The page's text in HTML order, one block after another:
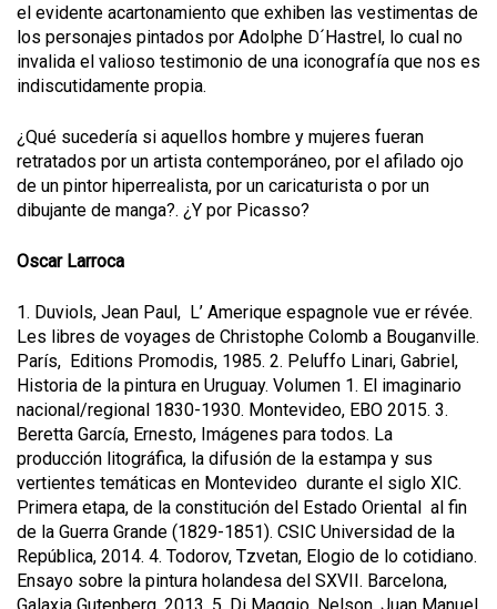
el evidente acartonamiento que exhiben las vestimentas de
los personajes pintados por Adolphe D´Hastrel, lo cual no
invalida el valioso testimonio de una iconografía que nos es
indiscutidamente propia.
¿Qué sucedería si aquellos hombre y mujeres fueran
retratados por un artista contemporáneo, por el afilado ojo
de un pintor hiperrealista, por un caricaturista o por un
dibujante de manga?. ¿Y por Picasso?
Oscar Larroca
1. Duviols, Jean Paul, L’ Amerique espagnole vue er révée.
Les libres de voyages de Christophe Colomb a Bouganville.
París, Editions Promodis, 1985. 2. Peluffo Linari, Gabriel,
Historia de la pintura en Uruguay. Volumen 1. El imaginario
nacional/regional 1830-1930. Montevideo, EBO 2015. 3.
Beretta García, Ernesto, Imágenes para todos. La
producción litográfica, la difusión de la estampa y sus
vertientes temáticas en Montevideo durante el siglo XIC.
Primera etapa, de la constitución del Estado Oriental al fin
de la Guerra Grande (1829-1851). CSIC Universidad de la
República, 2014. 4. Todorov, Tzvetan, Elogio de lo cotidiano.
Ensayo sobre la pintura holandesa del SXVII. Barcelona,